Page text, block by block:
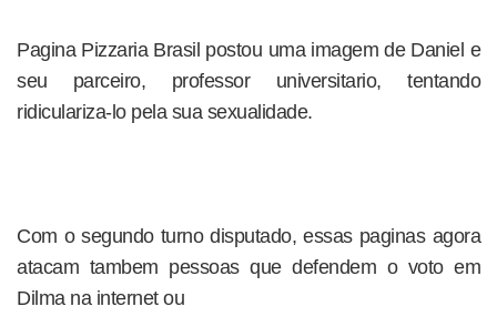
Pagina Pizzaria Brasil postou uma imagem de Daniel e
seu parceiro, professor universitario, tentando
ridiculariza-lo pela sua sexualidade.
Com o segundo turno disputado, essas paginas agora
atacam tambem pessoas que defendem o voto em
Dilma na internet ou